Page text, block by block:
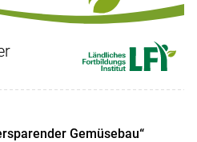
Gemüsebau“